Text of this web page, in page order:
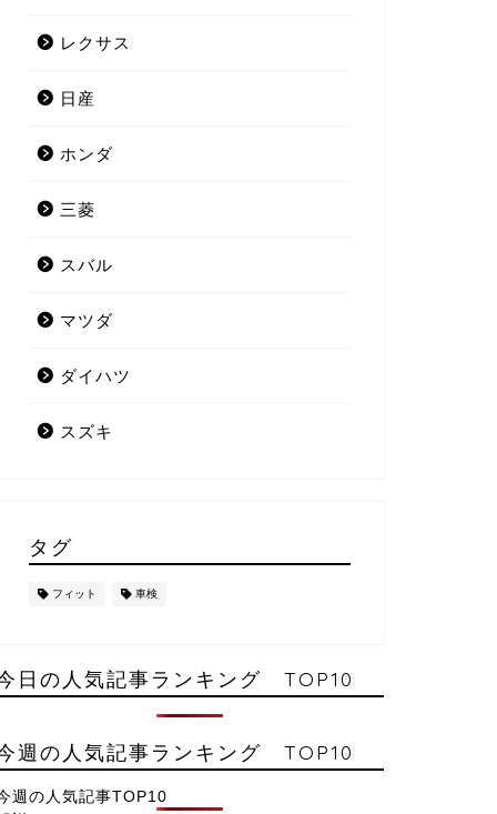
レクサス
日産
ホンダ
三菱
スバル
マツダ
ダイハツ
スズキ
タグ
フィット 車検
日の人気記事ランキング TOP10
週の人気記事ランキング TOP10
週の人気記事TOP10